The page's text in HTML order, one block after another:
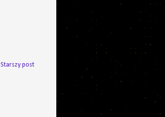
Starszy post